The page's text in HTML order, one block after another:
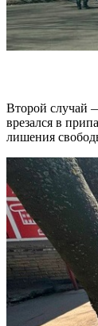
Второй случай
врезался в
лишения